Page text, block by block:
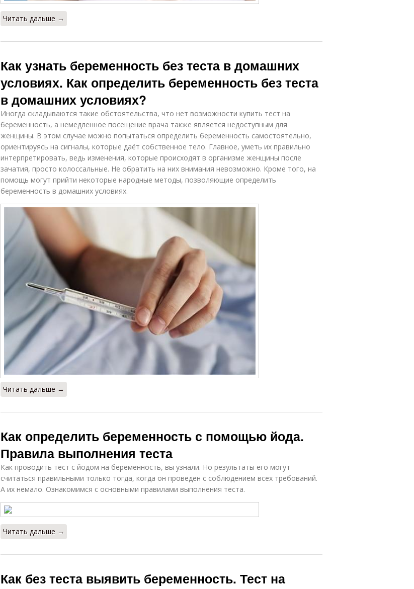
Читать дальше →
Как узнать беременность без теста в домашних
условиях. Как определить беременность без теста
в домашних условиях?
Иногда складываются такие обстоятельства, что нет возможности купить тест на
беременность, а немедленное посещение врача также является недоступным для
женщины. В этом случае можно попытаться определить беременность самостоятельно,
ориентируясь на сигналы, которые даёт собственное тело. Главное, уметь их правильно
интерпретировать, ведь изменения, которые происходят в организме женщины после
зачатия, просто колоссальные. Не обратить на них внимания невозможно. Кроме того, на
помощь могут прийти некоторые народные методы, позволяющие определить
беременность в домашних условиях.
Читать дальше →
Как определить беременность с помощью йода.
Правила выполнения теста
Как проводить тест с йодом на беременность, вы узнали. Но результаты его могут
считаться правильными только тогда, когда он проведен с соблюдением всех требований.
А их немало. Ознакомимся с основными правилами выполнения теста.
Читать дальше →
Как без теста выявить беременность. Тест на